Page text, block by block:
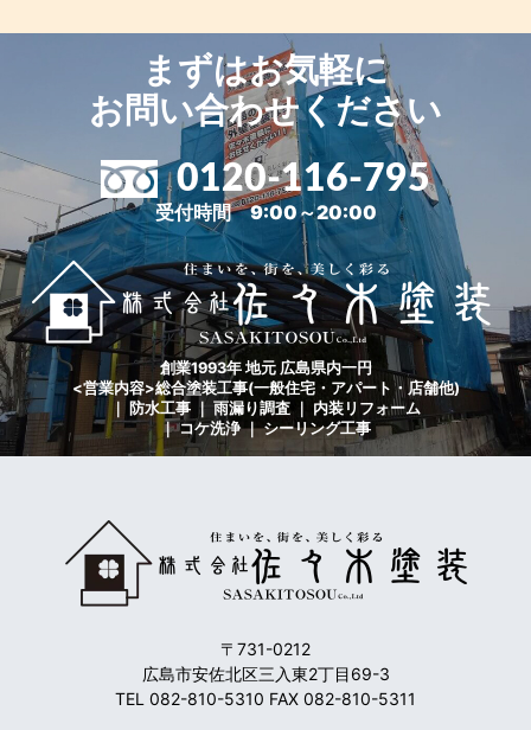
まずはお気軽に
お問い合わせください
0120-116-795
受付時間 9:00～20:00
創業1993年 地元 広島県内一円
<営業内容>総合塗装工事(一般住宅・アパート・店舗他)
｜ 防水工事 ｜ 雨漏り調査 ｜ 内装リフォーム
｜ コケ洗浄 ｜ シーリング工事
〒731-0212
広島市安佐北区三入東2丁目69-3
TEL 082-810-5310 FAX 082-810-5311